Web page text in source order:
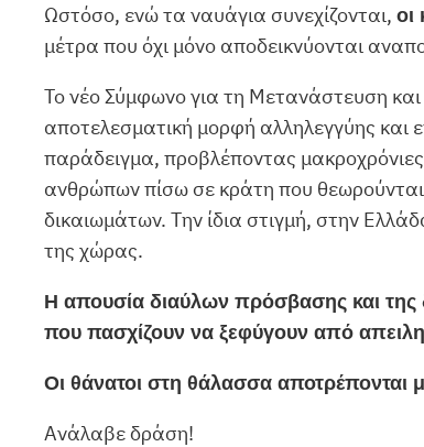
Ωστόσο, ενώ τα ναυάγια συνεχίζονται, οι
μέτρα που όχι μόνο αποδεικνύονται
Το νέο Σύμφωνο για τη Μετανάστευση
αποτελεσματική μορφή αλληλεγγύης και
παράδειγμα, προβλέποντας
ανθρώπων πίσω σε κράτη που θεωρούνται
δικαιωμάτων. Την ίδια στιγμή, στην
της χώρας.
Η απουσία διαύλων πρόσβασης και της
που πασχίζουν να ξεφύγουν από
Οι θάνατοι στη θάλασσα αποτρέπονται
Ανάλαβε δράση!